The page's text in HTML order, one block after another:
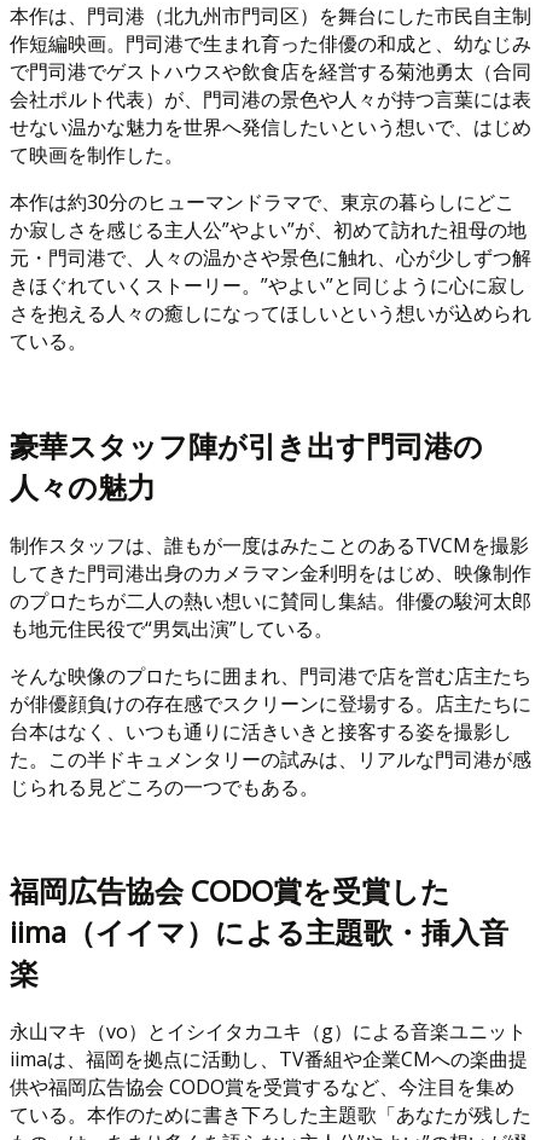
本作は、門司港（北九州市門司区）を舞台にした市民自主制
作短編映画。門司港で生まれ育った俳優の和成と、幼なじみ
で門司港でゲストハウスや飲食店を経営する菊池勇太（合同
会社ポルト代表）が、門司港の景色や人々が持つ言葉には表
せない温かな魅力を世界へ発信したいという想いで、はじめ
て映画を制作した。
本作は約30分のヒューマンドラマで、東京の暮らしにどこ
か寂しさを感じる主人公”やよい”が、初めて訪れた祖母の地
元・門司港で、人々の温かさや景色に触れ、心が少しずつ解
きほぐれていくストーリー。”やよい”と同じように心に寂し
さを抱える人々の癒しになってほしいという想いが込められ
ている。
豪華スタッフ陣が引き出す門司港の
人々の魅力
制作スタッフは、誰もが一度はみたことのあるTVCMを撮影
してきた門司港出身のカメラマン金利明をはじめ、映像制作
のプロたちが二人の熱い想いに賛同し集結。俳優の駿河太郎
も地元住民役で“男気出演”している。
そんな映像のプロたちに囲まれ、門司港で店を営む店主たち
が俳優顔負けの存在感でスクリーンに登場する。店主たちに
台本はなく、いつも通りに活きいきと接客する姿を撮影し
た。この半ドキュメンタリーの試みは、リアルな門司港が感
じられる見どころの一つでもある。
福岡広告協会 CODO賞を受賞した
iima（イイマ）による主題歌・挿入音
楽
永山マキ（vo）とイシイタカユキ（g）による音楽ユニット
iimaは、福岡を拠点に活動し、TV番組や企業CMへの楽曲提
供や福岡広告協会 CODO賞を受賞するなど、今注目を集め
ている。本作のために書き下ろした主題歌「あなたが残した